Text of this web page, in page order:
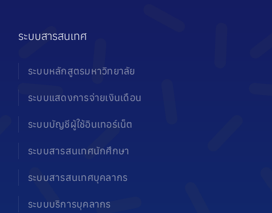
ระบบสารสนเทศ
ระบบหลักสูตรมหาวิทยาลัย
ระบบแสดงการจ่ายเงินเดือน
ระบบบัญชีผู้ใช้อินเทอร์เน็ต
ระบบสารสนเทศนักศึกษา
ระบบสารสนเทศบุคลากร
ระบบบริการบุคลากร